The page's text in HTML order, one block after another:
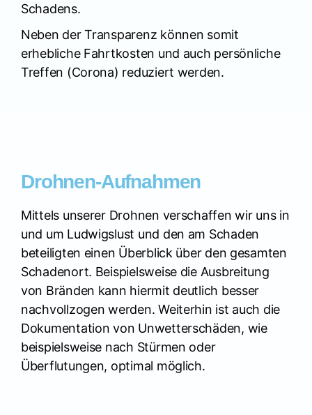
Schadens.
Neben der Transparenz können somit
erhebliche Fahrtkosten und auch persönliche
Treffen (Corona) reduziert werden.
Drohnen-Aufnahmen
Mittels unserer Drohnen verschaffen wir uns in
und um Ludwigslust und den am Schaden
beteiligten einen Überblick über den gesamten
Schadenort. Beispielsweise die Ausbreitung
von Bränden kann hiermit deutlich besser
nachvollzogen werden. Weiterhin ist auch die
Dokumentation von Unwetterschäden, wie
beispielsweise nach Stürmen oder
Überflutungen, optimal möglich.